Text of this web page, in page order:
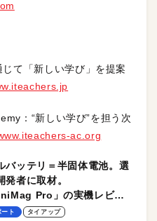
て「新しい学び」を提案
：“新しい学び”を担う次
ac.org
バッテリ＝半固体電池。選
者に取材。
Pro」の実機レビュ
ート タイアップ